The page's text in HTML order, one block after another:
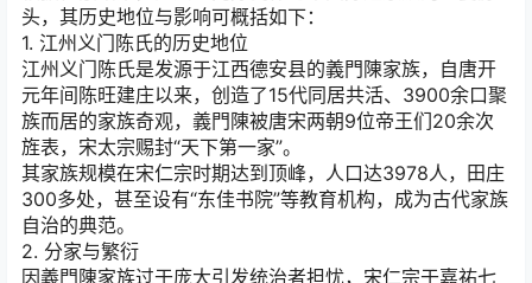
头，其历史地位与影响可概括如下：
1. 江州义门陈氏的历史地位
江州义门陈氏是发源于江西德安县的義門陳家族，自唐开
元年间陈旺建庄以来，创造了15代同居共活、3900余口聚
族而居的家族奇观，義門陳被唐宋两朝9位帝王们20余次
旌表，宋太宗赐封“天下第一家”。
其家族规模在宋仁宗时期达到顶峰，人口达3978人，田庄
300多处，甚至设有“东佳书院”等教育机构，成为古代家族
自治的典范。
2. 分家与繁衍
因義門陳家族过于庞大引发统治者担忧，宋仁宗于嘉祐七